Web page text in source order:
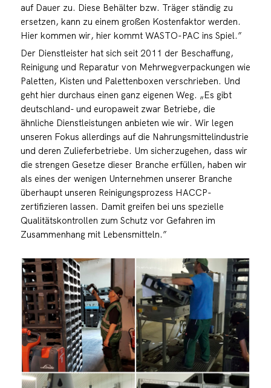
auf Dauer zu. Diese Behälter bzw. Träger ständig zu
ersetzen, kann zu einem großen Kostenfaktor werden.
Hier kommen wir, hier kommt WASTO-PAC ins Spiel.”
Der Dienstleister hat sich seit 2011 der Beschaffung,
Reinigung und Reparatur von Mehrwegverpackungen wie
Paletten, Kisten und Palettenboxen verschrieben. Und
geht hier durchaus einen ganz eigenen Weg. „Es gibt
deutschland- und europaweit zwar Betriebe, die
ähnliche Dienstleistungen anbieten wie wir. Wir legen
unseren Fokus allerdings auf die Nahrungsmittelindustrie
und deren Zulieferbetriebe. Um sicherzugehen, dass wir
die strengen Gesetze dieser Branche erfüllen, haben wir
als eines der wenigen Unternehmen unserer Branche
überhaupt unseren Reinigungsprozess HACCP-
zertifizieren lassen. Damit greifen bei uns spezielle
Qualitätskontrollen zum Schutz vor Gefahren im
Zusammenhang mit Lebensmitteln.”